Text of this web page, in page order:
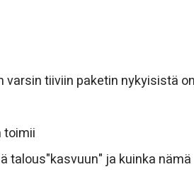
tiiviin paketin nykyisistä
toimii
talous"kasvuun" ja kuinka